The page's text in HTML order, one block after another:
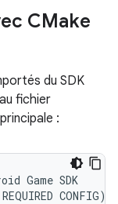
CMake
du SDK
fichier
:
Game SDK
CONFIG)